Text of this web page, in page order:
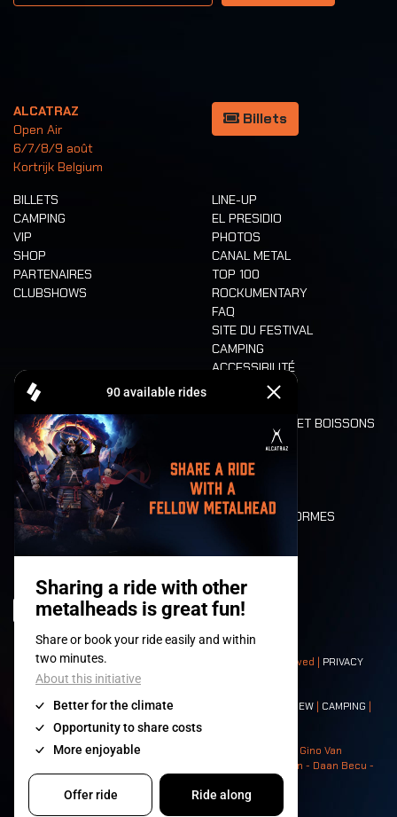
ALCATRAZ
Open Air
6/7/8/9 août
Kortrijk Belgium
Billets
BILLETS
CAMPING
VIP
SHOP
PARTENAIRES
CLUBSHOWS
LINE-UP
EL PRESIDIO
PHOTOS
CANAL METAL
TOP 100
ROCKUMENTARY
FAQ
SITE DU FESTIVAL
CAMPING
ACCESSIBILITÉ
CASHLESS
ALIMENTATION ET BOISSONS
LONE WOLVES
PLAN
DEATH RIDE
VALEURS ET NORMES
HISTOIRE
© 2008-2026- Apache Productions VZW – All rights reserved | PRIVACY
POLICY|CONDITIONS GÉNÉRALES
Contact:GENERAL| PARTNERSHIPS CREW CAMPING
| NEIGHBOURS
Photos: Ann Kermans - Hans Van Hoof - Eliaz Bruggeman - Gino Van
Lancker - Tim Tronckoe - Elsie Roymans - Stijn Verbruggen - Daan Becu -
Claus Christa - Devid Camerlynck